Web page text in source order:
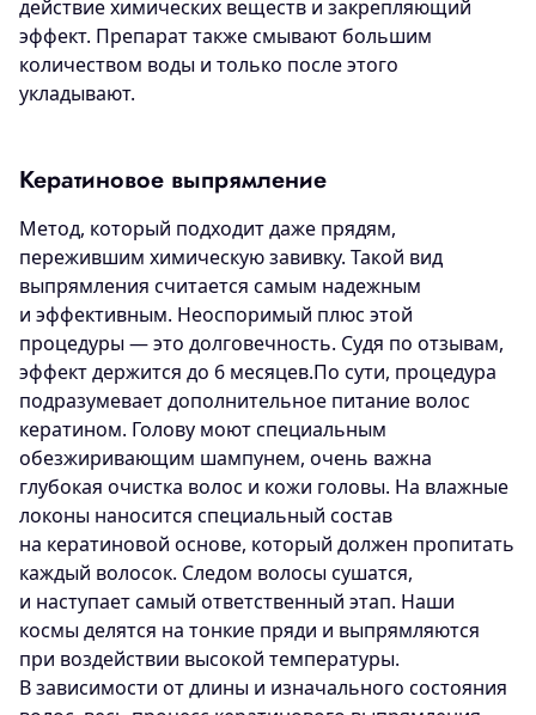
действие химических веществ и закрепляющий
эффект. Препарат также смывают большим
количеством воды и только после этого
укладывают.
Кератиновое выпрямление
Метод, который подходит даже прядям,
пережившим химическую завивку. Такой вид
выпрямления считается самым надежным
и эффективным. Неоспоримый плюс этой
процедуры — это долговечность. Судя по отзывам,
эффект держится до 6 месяцев.По сути, процедура
подразумевает дополнительное питание волос
кератином. Голову моют специальным
обезжиривающим шампунем, очень важна
глубокая очистка волос и кожи головы. На влажные
локоны наносится специальный состав
на кератиновой основе, который должен пропитать
каждый волосок. Следом волосы сушатся,
и наступает самый ответственный этап. Наши
космы делятся на тонкие пряди и выпрямляются
при воздействии высокой температуры.
В зависимости от длины и изначального состояния